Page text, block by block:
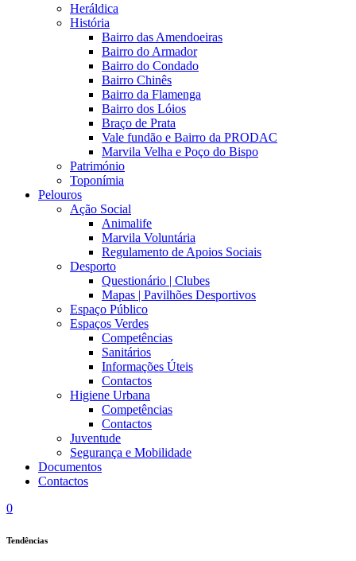
Heráldica
História
Bairro das Amendoeiras
Bairro do Armador
Bairro do Condado
Bairro Chinês
Bairro da Flamenga
Bairro dos Lóios
Braço de Prata
Vale fundão e Bairro da PRODAC
Marvila Velha e Poço do Bispo
Património
Toponímia
Pelouros
Ação Social
Animalife
Marvila Voluntária
Regulamento de Apoios Sociais
Desporto
Questionário | Clubes
Mapas | Pavilhões Desportivos
Espaço Público
Espaços Verdes
Competências
Sanitários
Informações Úteis
Contactos
Higiene Urbana
Competências
Contactos
Juventude
Segurança e Mobilidade
Documentos
Contactos
0
Tendências